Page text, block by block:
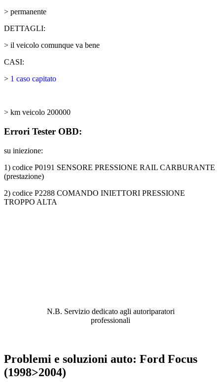
> permanente
DETTAGLI:
> il veicolo comunque va bene
CASI:
> 1 caso capitato
> km veicolo 200000
Errori Tester OBD:
su iniezione:
1) codice P0191 SENSORE PRESSIONE RAIL CARBURANTE
(prestazione)
2) codice P2288 COMANDO INIETTORI PRESSIONE
TROPPO ALTA
N.B. Servizio dedicato agli autoriparatori
professionali
Problemi e soluzioni auto: Ford Focus
(1998>2004)